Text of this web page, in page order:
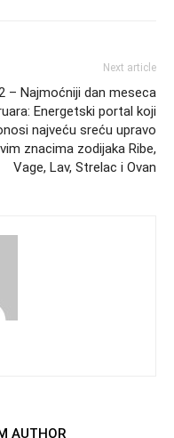
Next article
– Najmoćniji dan meseca
Energetski portal koji
najveću sreću upravo
znacima zodijaka Ribe,
Vage, Lav, Strelac i Ovan
AUTHOR